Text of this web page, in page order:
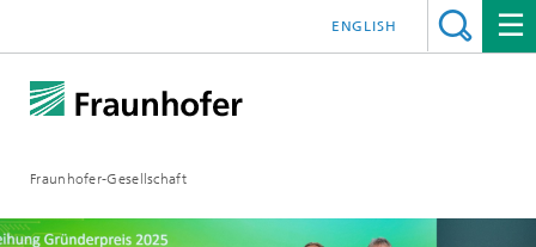
Fraunhofer-Gesellschaft
ENGLISH